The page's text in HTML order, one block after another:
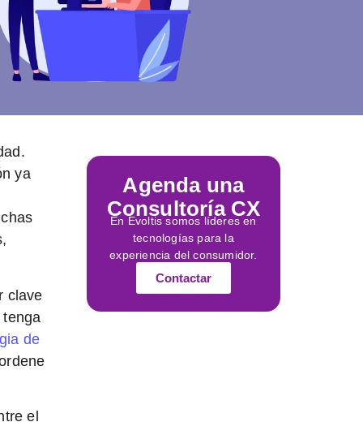
ya
clave
de
el
Agenda una
Consultoría CX
En Evoltis somos líderes en
tecnologías para la
experiencia del consumidor.
Contactar